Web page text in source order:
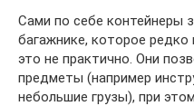
Сами по себе контейнеры
багажнике, которое редко
это не практично. Они
предметы (например
небольшие грузы), при